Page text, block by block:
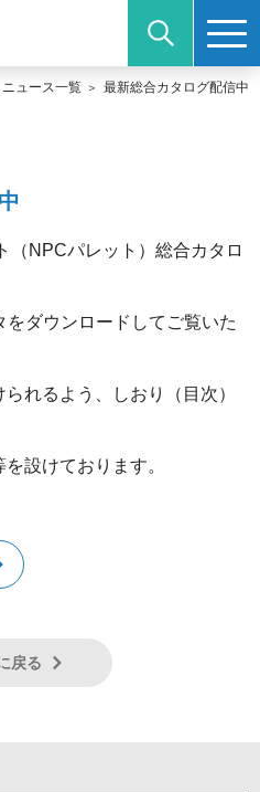
ニュース一覧 最新総合カタログ配信中
（NPCパレット）総合カタロ
ダウンロードしてご覧いた
れるよう、しおり（目次）
設けております。
戻る